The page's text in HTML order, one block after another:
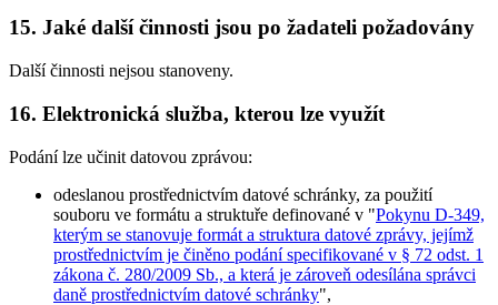
15. Jaké další činnosti jsou po žadateli požadovány
Další činnosti nejsou stanoveny.
16. Elektronická služba, kterou lze využít
Podání lze učinit datovou zprávou:
odeslanou prostřednictvím datové schránky, za použití
souboru ve formátu a struktuře definované v "Pokynu D-349,
kterým se stanovuje formát a struktura datové zprávy, jejímž
prostřednictvím je činěno podání specifikované v § 72 odst. 1
zákona č. 280/2009 Sb., a která je zároveň odesílána správci
daně prostřednictvím datové schránky",